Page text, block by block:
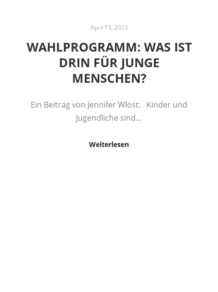
April 15, 2023
WAHLPROGRAMM: WAS IST
DRIN FÜR JUNGE
MENSCHEN?
Ein Beitrag von Jennifer Wlost: Kinder und
Jugendliche sind…
Weiterlesen